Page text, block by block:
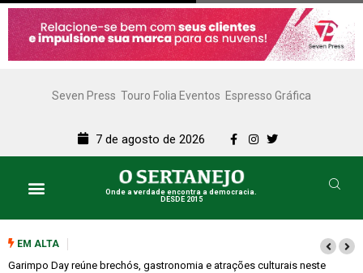
Seven Press Touro Folia Eventos Espresso Gráfica
7 de agosto de 2026
Onde a verdade encontra a democracia.
DESDE 2015
EM ALTA
Bugonia transforma paranoia e conspiração em um suspense imprevisível